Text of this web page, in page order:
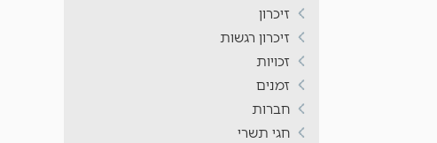
זיכרון
זיכרון רגשות
זכויות
זמנים
חברות
חגי תשרי